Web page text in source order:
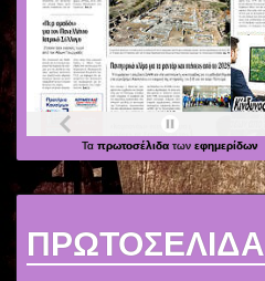
Τα πρωτοσέλιδα των εφημερίδων
ΠΡΩΤΟΣΕΛΙΔΑ